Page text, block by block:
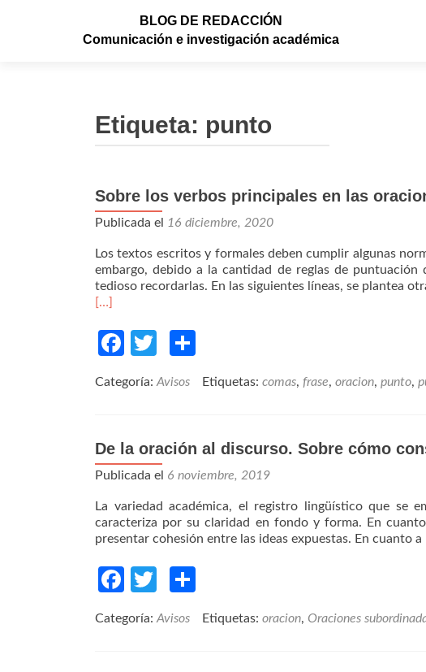
BLOG DE REDACCIÓN
Comunicación e investigación académica
Etiqueta: punto
Sobre los verbos principales en las
Publicada el 16 diciembre, 2020
Los textos escritos y formales deben cumplir algunas
embargo, debido a la cantidad de reglas de
tedioso recordarlas. En las siguientes líneas, se plantea
Read
about
Sobre
verbos
oraciones
y
la
[…]
Facebook
Twitter
Categoría: Avisos Etiquetas: comas, frase, oracion, punto,
De la oración al discurso. Sobre cómo
Publicada el 6 noviembre, 2019
La variedad académica, el registro lingüístico que se
caracteriza por su claridad en fondo y forma. En
presentar cohesión entre las ideas expuestas. En cuanto
Facebook
Twitter
Categoría: Avisos Etiquetas: oracion, Oraciones